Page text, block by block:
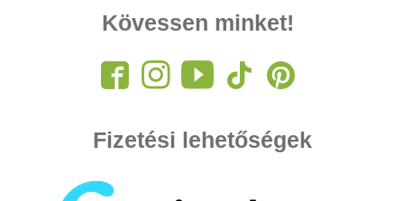
Kövessen minket!
Fizetési lehetőségek